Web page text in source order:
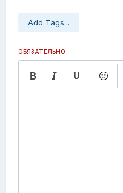
Add Tags...
ОБЯЗАТЕЛЬНО